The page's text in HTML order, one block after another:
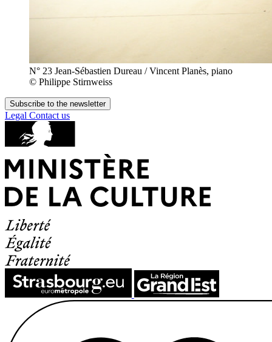
N° 23 Jean-Sébastien Dureau / Vincent Planès, piano
© Philippe Stirnweiss
Subscribe to the newsletter
Legal Contact us